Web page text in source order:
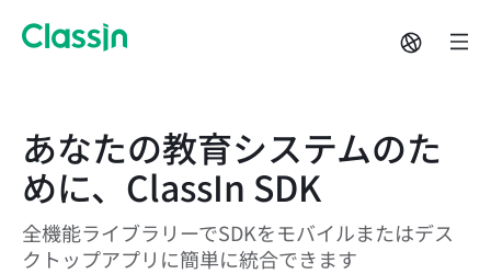
あなたの教育システムのた
めに、ClassIn SDK
全機能ライブラリーでSDKをモバイルまたはデス
クトップアプリに簡単に統合できます